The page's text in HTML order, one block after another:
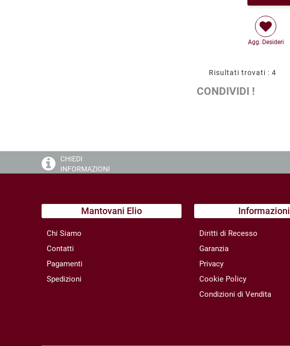
Agg. Desideri
Risultati trovati : 4
CONDIVIDI !
CHIEDI
INFORMAZIONI
Mantovani Elio
Chi Siamo
Contatti
Pagamenti
Spedizioni
Informazioni
Diritti di Recesso
Garanzia
Privacy
Cookie Policy
Condizioni di Vendita